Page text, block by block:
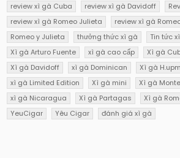
review xì gà Cuba
review xì gà Davidoff
review xì gà Romeo Julieta
review xì gà
Romeo y Julieta
thưởng thức xì gà
Tin tức
Xì gà Arturo Fuente
xì gà cao cấp Xì gà
Xì gà Davidoff
xì gà Dominican Xì gà
xì gà Limited Edition
Xì gà mini
Xì gà
xì gà Nicaragua
Xì gà Partagas
Xì gà
YeuCigar
Yêu Cigar đánh giá xì gà